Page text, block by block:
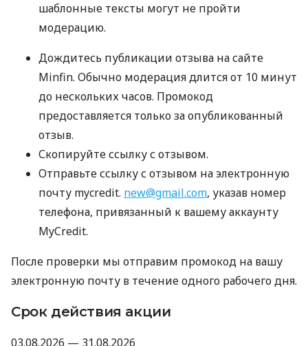
шаблонные тексты могут не пройти
модерацию.
Дождитесь публикации отзыва на сайте
Minfin. Обычно модерация длится от 10 минут
до нескольких часов. Промокод
предоставляется только за опубликованный
отзыв.
Скопируйте ссылку с отзывом.
Отправьте ссылку с отзывом на электронную
почту mycredit. new@gmail.com, указав номер
телефона, привязанный к вашему аккаунту
MyCredit.
После проверки мы отправим промокод на вашу
электронную почту в течение одного рабочего дня.
Срок действия акции
03.08.2026 — 31.08.2026